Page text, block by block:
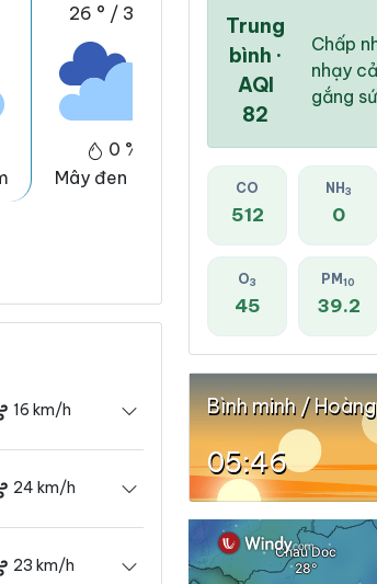
26 ° / 32 °
0 %
Mây đen u ám
26 °
3 %
Mây đen u ám
16 km/h
24 km/h
23 km/h
Trung
bình ·
AQI
82
Chấp
nhạy
gắng
CO
512
NH 3
0
O3
45
PM 10
39.2
Bình minh /
05:46